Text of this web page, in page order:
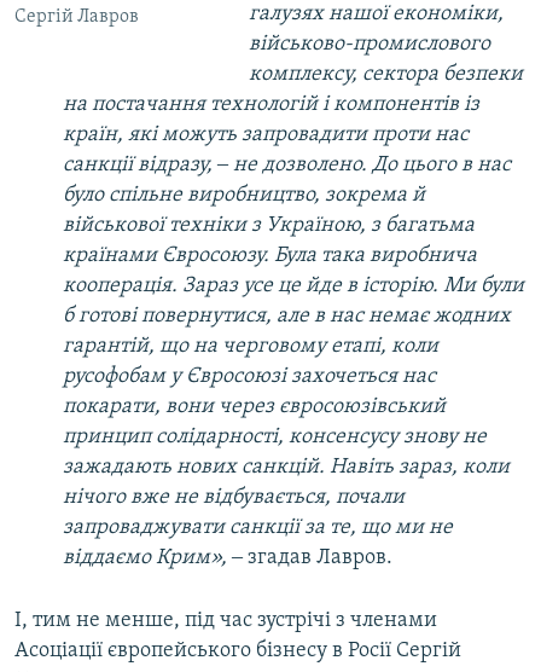
Сергій Лавров
галузях нашої економіки,
військово-промислового
комплексу, сектора безпеки
на постачання технологій і компонентів із
країн, які можуть запровадити проти нас
санкції відразу, ‒ не дозволено. До цього в нас
було спільне виробництво, зокрема й
військової техніки з Україною, з багатьма
країнами Євросоюзу. Була така виробнича
кооперація. Зараз усе це йде в історію. Ми були
б готові повернутися, але в нас немає жодних
гарантій, що на черговому етапі, коли
русофобам у Євросоюзі захочеться нас
покарати, вони через євросоюзівський
принцип солідарності, консенсусу знову не
зажадають нових санкцій. Навіть зараз, коли
нічого вже не відбувається, почали
запроваджувати санкції за те, що ми не
віддаємо Крим»,‒ згадав Лавров.
І, тим не менше, під час зустрічі з членами
Асоціації європейського бізнесу в Росії Сергій